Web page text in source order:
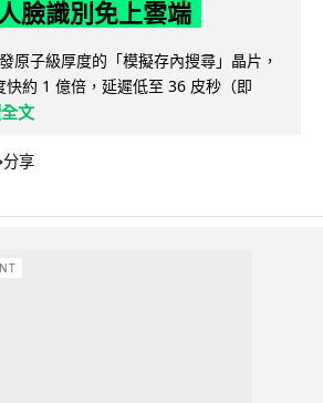
臉識別免上雲端
原子級厚度的「模擬存內搜尋」晶片，
快約 1 億倍，延遲低至 36 皮秒（即
文
分享